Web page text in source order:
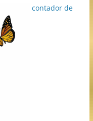
contador de